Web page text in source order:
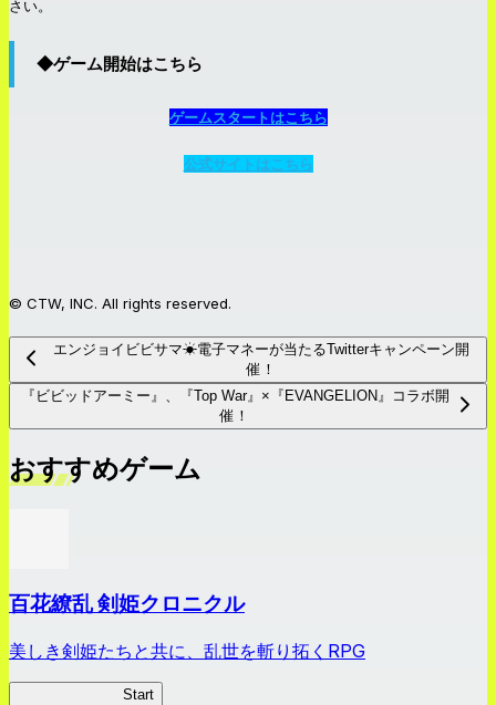
さい。
◆ゲーム開始はこちら
ゲームスタートはこちら
公式サイトはこちら
© CTW, INC. All rights reserved.
エンジョイビビサマ☀電子マネーが当たるTwitterキャンペーン開
催！
『ビビッドアーミー』、『Top War』×『EVANGELION』コラボ開
催！
おすすめゲーム
百花繚乱 剣姫クロニクル
美しき剣姫たちと共に、乱世を斬り拓くRPG
Start